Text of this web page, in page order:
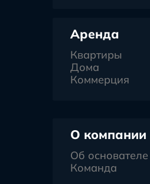
Аренда
Квартиры
Дома
Коммерция
О компании
Об основателе
Команда